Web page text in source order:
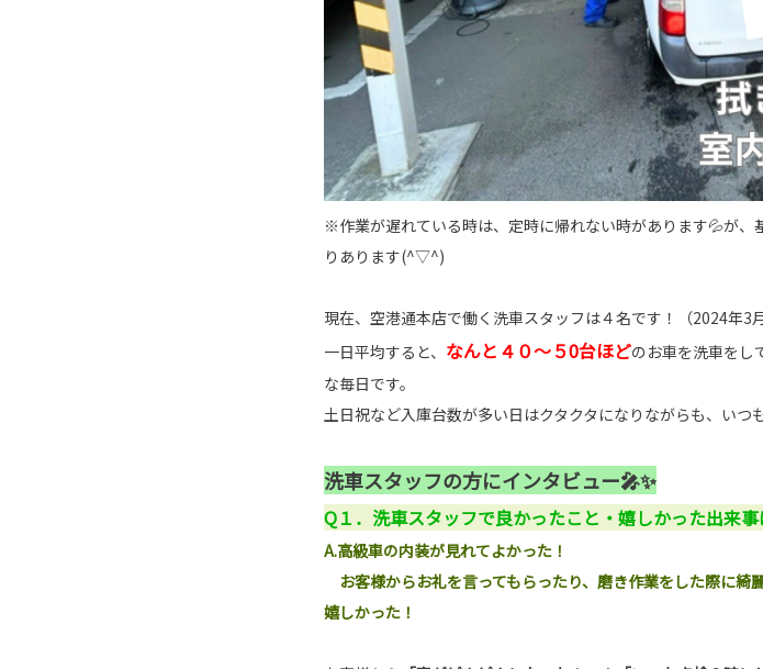
※作業が遅れている時は、定時に帰れない時があります💦が
りあります(^▽^)
現在、空港通本店で働く洗車スタッフは４名です！（2024年3月
一日平均すると、 なんと４０～５0台ほどのお車を洗車をし
な毎日です。
土日祝など入庫台数が多い日はクタクタになりながらも、い
洗車スタッフの方にインタビュー🎤✨
Q１．洗車スタッフで良かったこと・嬉しかった出来事
A.高級車の内装が見れてよかった！
お客様からお礼を言ってもらったり、磨き作業をした際に綺
嬉しかった！